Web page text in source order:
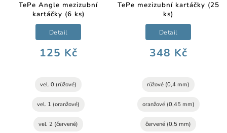
TePe Angle mezizubní
kartáčky (6 ks)
125 Kč
Detail
vel. 0 (růžové)
vel. 1 (oranžové)
vel. 2 (červené)
TePe mezizubní kartáčky (25
ks)
348 Kč
Detail
růžové (0,4 mm)
oranžové (0,45 mm)
červené (0,5 mm)